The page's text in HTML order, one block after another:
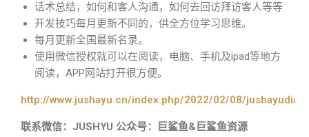
话术总结，如何和客人沟通，如何去回访拜访客人等等
开发技巧每月更新不同的，供全方位学习思维。
每月更新全国最新名录。
使用微信授权就可以在阅读，电脑、手机及ipad等地方
阅读，APP网站打开很方便。
http://www.jushayu.cn/index.php/2022/02/08/
联系微信：JUSHYU 公众号：巨鲨鱼&巨鲨鱼资源